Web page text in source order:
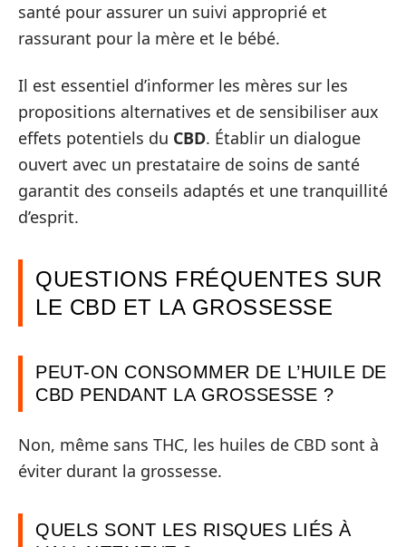
santé pour assurer un suivi approprié et
rassurant pour la mère et le bébé.
Il est essentiel d’informer les mères sur les
propositions alternatives et de sensibiliser aux
effets potentiels du CBD. Établir un dialogue
ouvert avec un prestataire de soins de santé
garantit des conseils adaptés et une tranquillité
d’esprit.
QUESTIONS FRÉQUENTES SUR
LE CBD ET LA GROSSESSE
PEUT-ON CONSOMMER DE L’HUILE DE
CBD PENDANT LA GROSSESSE ?
Non, même sans THC, les huiles de CBD sont à
éviter durant la grossesse.
QUELS SONT LES RISQUES LIÉS À